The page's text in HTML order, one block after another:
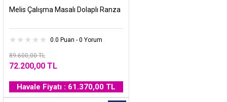
Melis Çalışma Masalı Dolaplı Ranza
0.0 Puan - 0 Yorum
89.600,00 TL
72.200,00 TL
Havale Fiyatı : 61.370,00 TL